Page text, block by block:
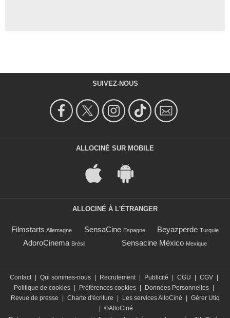
SUIVEZ-NOUS
ALLOCINÉ SUR MOBILE
ALLOCINÉ À L'ÉTRANGER
Filmstarts Allemagne SensaCine Espagne Beyazperde Turquie
AdoroCinema Brésil Sensacine México Mexique
Contact Qui sommes-nous Recrutement Publicité CGU CGV
Politique de cookies
Préférences cookies Données Personnelles
Revue de presse
Charte d'écriture Les services AlloCiné
Gérer Utiq
©AlloCiné